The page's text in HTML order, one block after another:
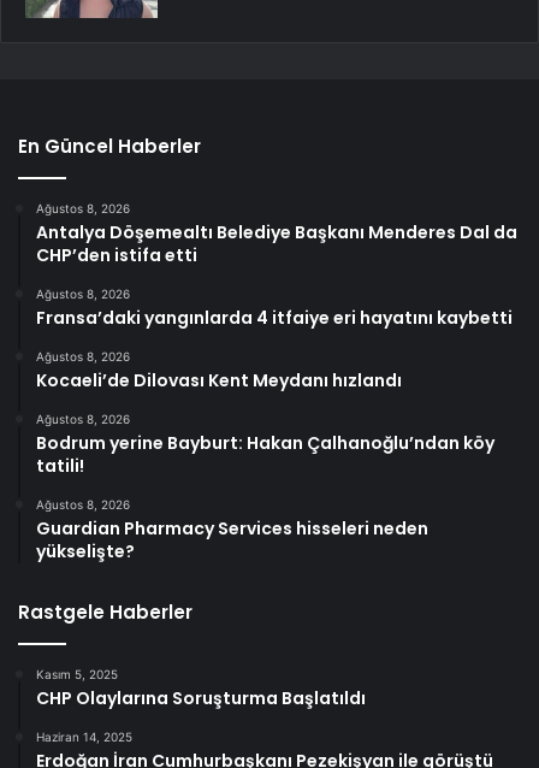
En Güncel Haberler
Ağustos 8, 2026
Antalya Döşemealtı Belediye Başkanı Menderes Dal da
CHP’den istifa etti
Ağustos 8, 2026
Fransa’daki yangınlarda 4 itfaiye eri hayatını kaybetti
Ağustos 8, 2026
Kocaeli’de Dilovası Kent Meydanı hızlandı
Ağustos 8, 2026
Bodrum yerine Bayburt: Hakan Çalhanoğlu’ndan köy
tatili!
Ağustos 8, 2026
Guardian Pharmacy Services hisseleri neden
yükselişte?
Rastgele Haberler
Kasım 5, 2025
CHP Olaylarına Soruşturma Başlatıldı
Haziran 14, 2025
Erdoğan İran Cumhurbaşkanı Pezekişyan ile görüştü